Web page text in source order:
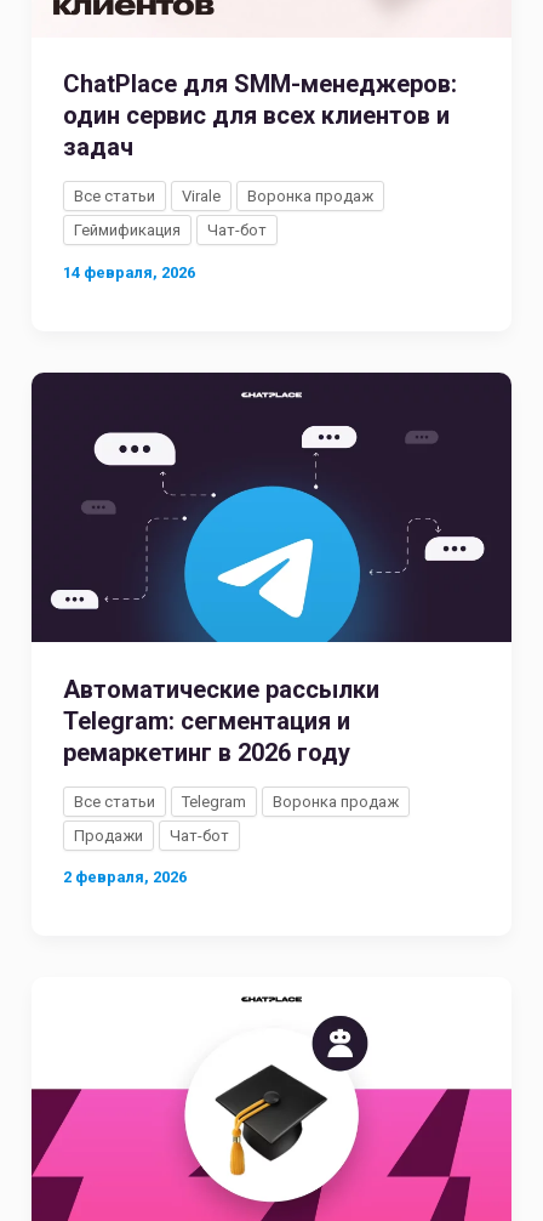
ChatPlace для SMM-менеджеров:
один сервис для всех клиентов и
задач
Все статьи Virale
Воронка продаж
Геймификация
Чат-бот
14 февраля, 2026
Автоматические рассылки
Telegram: сегментация и
ремаркетинг в 2026 году
Все статьи Telegram
Воронка продаж
Продажи
Чат-бот
2 февраля, 2026